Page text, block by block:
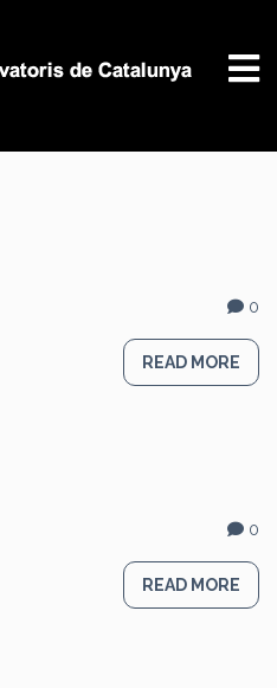
0
READ MORE
0
READ MORE